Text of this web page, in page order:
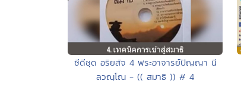
ซีดีชุด อริยสัจ 4 พระอาจารย์ปัญญา นี
ลวณฺโณ - (( สมาธิ )) # 4